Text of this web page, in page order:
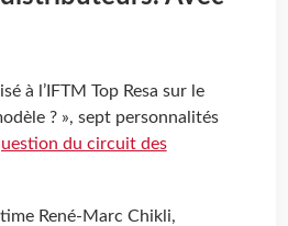
à l’IFTM Top Resa sur le
? », sept personnalités
du circuit des
René-Marc Chikli,